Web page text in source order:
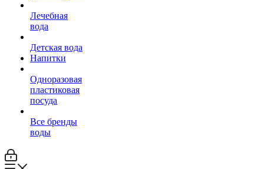
Лечебная
вода
Детская вода
Напитки
Одноразовая
пластиковая
посуда
Все бренды
воды